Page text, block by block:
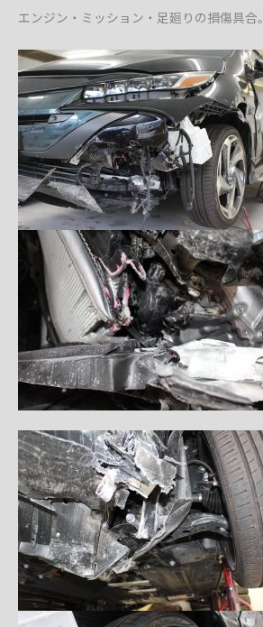
エンジン・ミッション・足廻りの損傷具合。